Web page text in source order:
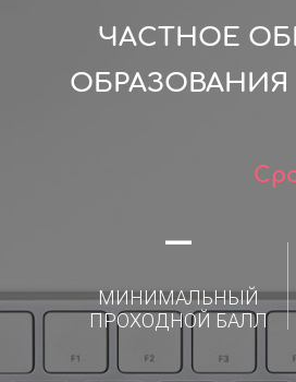
ЧАСТНОЕ
—
МИНИМАЛЬНЫЙ
ПРОХОДНОЙ БАЛЛ